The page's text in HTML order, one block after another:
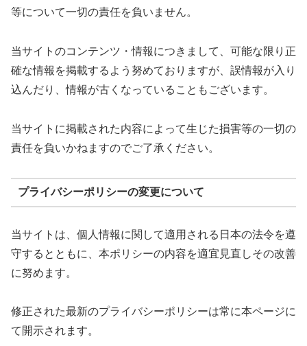
等について一切の責任を負いません。
当サイトのコンテンツ・情報につきまして、可能な限り正
確な情報を掲載するよう努めておりますが、誤情報が入り
込んだり、情報が古くなっていることもございます。
当サイトに掲載された内容によって生じた損害等の一切の
責任を負いかねますのでご了承ください。
プライバシーポリシーの変更について
当サイトは、個人情報に関して適用される日本の法令を遵
守するとともに、本ポリシーの内容を適宜見直しその改善
に努めます。
修正された最新のプライバシーポリシーは常に本ページに
て開示されます。